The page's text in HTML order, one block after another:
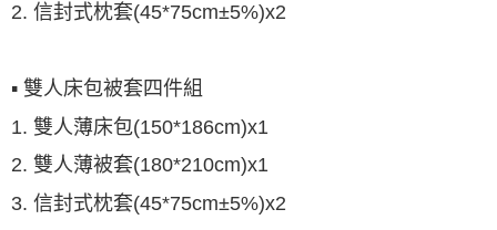
2. 信封式枕套(45*75cm±5%)x2
▪ 雙人床包被套四件組
1. 雙人薄床包(150*186cm)x1
2. 雙人薄被套(180*210cm)x1
3. 信封式枕套(45*75cm±5%)x2